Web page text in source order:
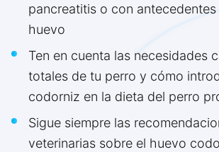
pancreatitis o con antecedentes
huevo
Ten en cuenta las necesidades
totales de tu perro y cómo
codorniz en la dieta del perro
Sigue siempre las
veterinarias sobre el huevo